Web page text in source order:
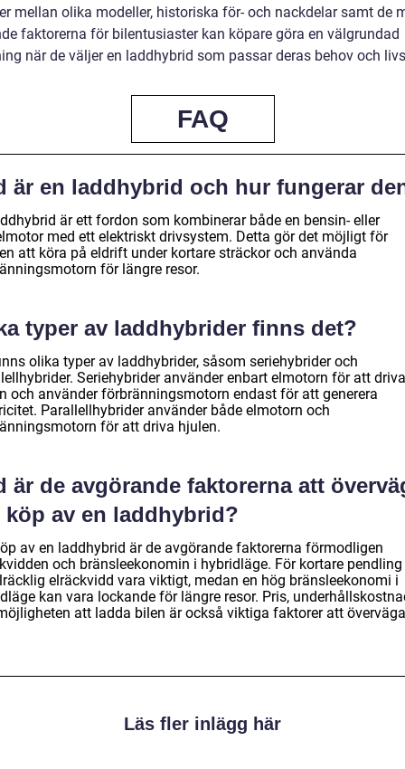
mellan olika modeller, historiska för- och nackdelar samt de
faktorerna för bilentusiaster kan köpare göra en välgrundad
när de väljer en laddhybrid som passar deras behov och
FAQ
är en laddhybrid och hur fungerar
är ett fordon som kombinerar både en bensin- eller
med ett elektriskt drivsystem. Detta gör det möjligt för
att köra på eldrift under kortare sträckor och använda
för längre resor.
typer av laddhybrider finns det?
olika typer av laddhybrider, såsom seriehybrider och
Seriehybrider använder enbart elmotorn för att driva
och använder förbränningsmotorn endast för att generera
Parallellhybrider använder både elmotorn och
för att driva hjulen.
är de avgörande faktorerna att
köp av en laddhybrid?
av en laddhybrid är de avgörande faktorerna förmodligen
och bränsleekonomin i hybridläge. För kortare
elräckvidd vara viktigt, medan en hög bränsleekonomi i
kan vara lockande för längre resor. Pris,
att ladda bilen är också viktiga faktorer att
Läs fler inlägg här